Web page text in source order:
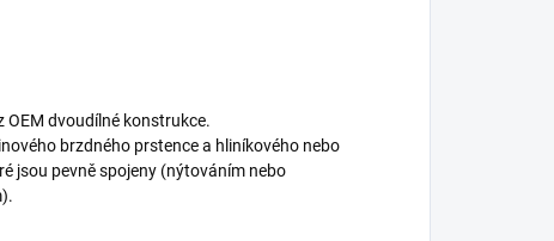
OEM dvoudílné konstrukce.
brzdného prstence a hliníkového nebo
jsou pevně spojeny (nýtováním nebo